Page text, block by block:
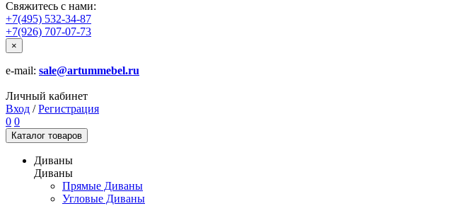
Свяжитесь с нами:
+7(495) 532-34-87
+7(926) 707-07-73
×
e-mail: sale@artummebel.ru
Личный кабинет
Вход / Регистрация
0 0
Каталог товаров
Диваны
Диваны
Прямые Диваны
Угловые Диваны